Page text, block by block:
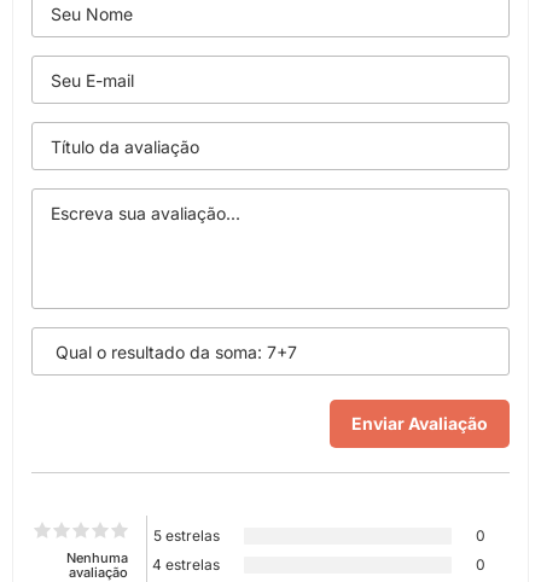
Nenhuma
avaliação
5 estrelas
0
4 estrelas
0